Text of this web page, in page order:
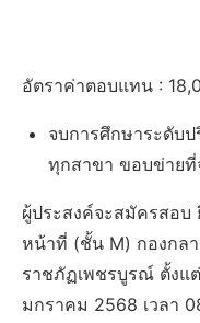
อัตราค่าตอบแทน :
จบการศึกษาระดับ
ทุกสาขา ขอบข่าย
ผู้ประสงค์จะสมัครสอบ
หน้าที่ (ชั้น M) กองกล
ราชภัฏเพชรบูรณ์ ตั้งแ
มกราคม 2568 เวลา